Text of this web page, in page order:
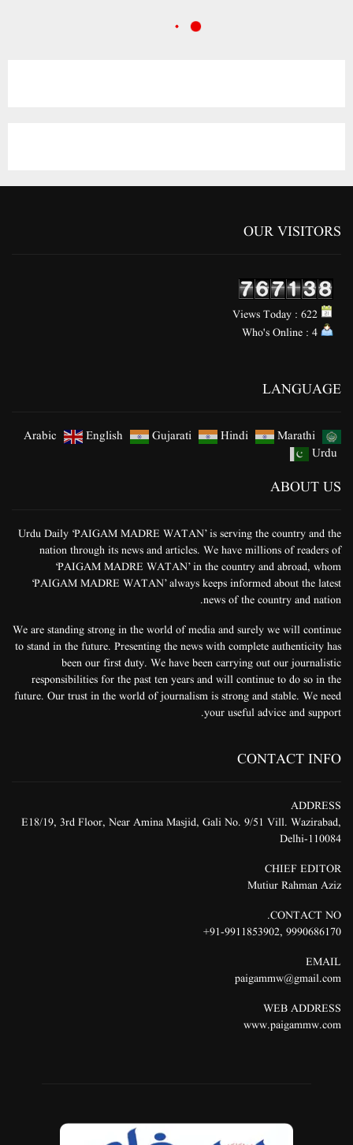
OUR VISITORS
LANGUAGE
Arabic English Gujarati Hindi
Marathi
Urdu
ABOUT US
Urdu Daily ‘PAIGAM MADRE WATAN’ is serving the country and the
nation through its news and articles. We have millions of readers of
‘PAIGAM MADRE WATAN’ in the country and abroad, whom
‘PAIGAM MADRE WATAN’ always keeps informed about the latest
news of the country and nation.
We are standing strong in the world of media and surely we will continue
to stand in the future. Presenting the news with complete authenticity has
been our first duty. We have been carrying out our journalistic
responsibilities for the past ten years and will continue to do so in the
future. Our trust in the world of journalism is strong and stable. We need
your useful advice and support.
CONTACT INFO
ADDRESS
E18/19, 3rd Floor, Near Amina Masjid, Gali No. 9/51 Vill. Wazirabad,
Delhi-110084
CHIEF EDITOR
Mutiur Rahman Aziz
CONTACT NO.
9990686170
,
91-9911853902+
EMAIL
paigammw@gmail.com
WEB ADDRESS
www.paigammw.com